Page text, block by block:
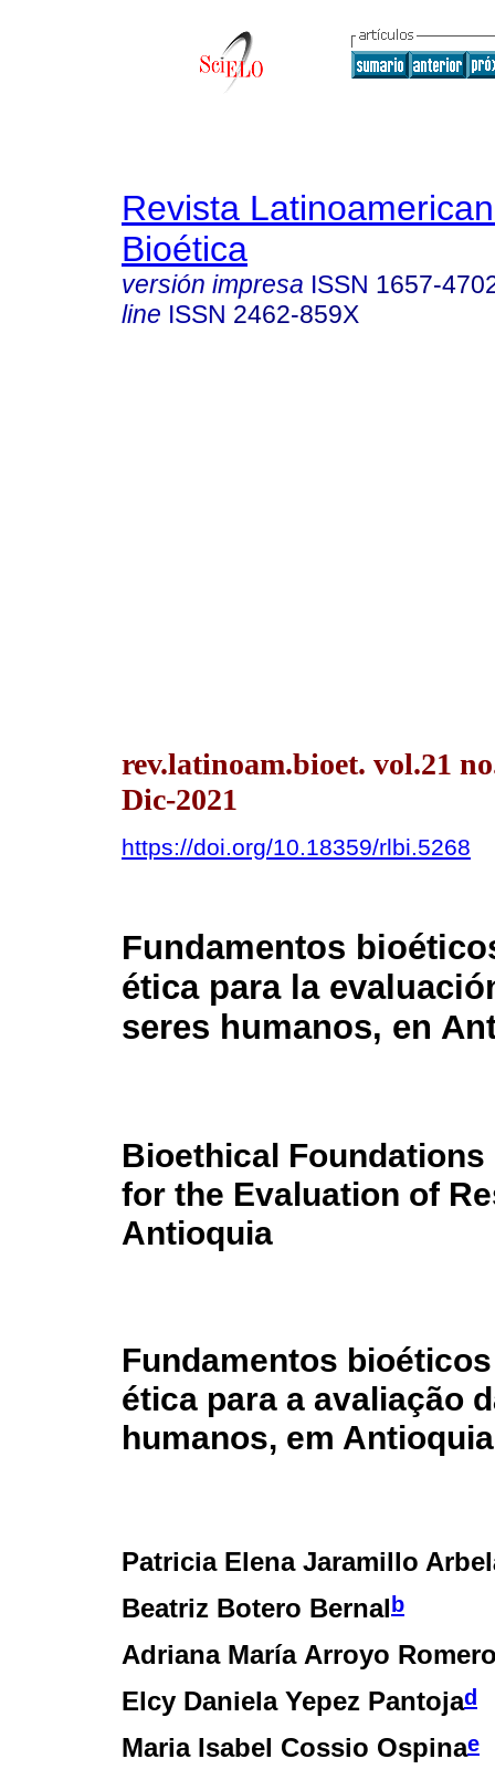
Revista
Bioética
versión impresa ISSN 1657-
line ISSN 2462-859X
rev.latinoam.bioet. vol.21
Dic-2021
https://doi.org/10.18359/rlbi.5268
Fundamentos
ética para la
seres humanos, en
Bioethical
for the Evaluation of
Antioquia
Fundamentos
ética para a avaliação
humanos, em
Patricia Elena Jaramillo
Beatriz Botero Bernalb
Adriana María Arroyo
Elcy Daniela Yepez Pantojad
Maria Isabel Cossio Ospinae